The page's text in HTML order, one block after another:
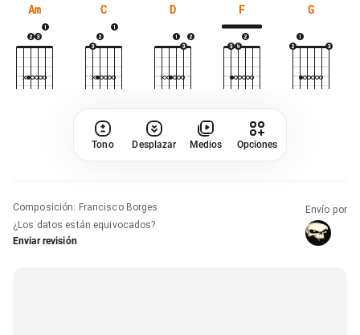
Am C D F G
Tono Desplazar Medios Opciones
Composición: Francisco Borges
¿Los datos están equivocados?
Enviar revisión
Envío por